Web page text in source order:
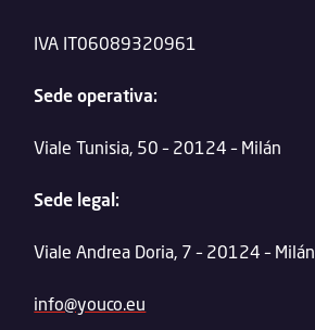
IVA IT06089320961
Sede operativa:
Viale Tunisia, 50 – 20124 – Milán
Sede legal:
Viale Andrea Doria, 7 – 20124 – Milán
info@youco.eu